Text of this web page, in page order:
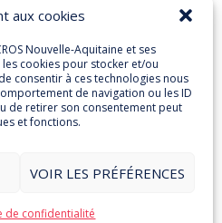
aux cookies
Nouvelle-Aquitaine et ses
cookies pour stocker et/ou
consentir à ces technologies nous
de navigation ou les ID
de retirer son consentement peut
et fonctions.
VOIR LES PRÉFÉRENCES
de confidentialité